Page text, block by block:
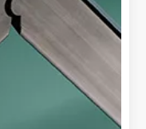
точность и